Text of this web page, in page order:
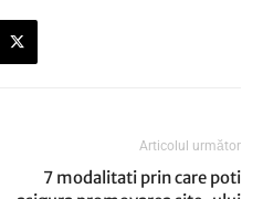
Articolul următor
7 modalitati prin care poti